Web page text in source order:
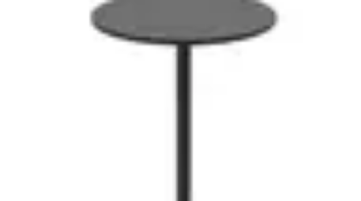
Moments Apéritifs
Conseils et Astuces Récettes et AstucesRecettes
Préparation d'apéritifs